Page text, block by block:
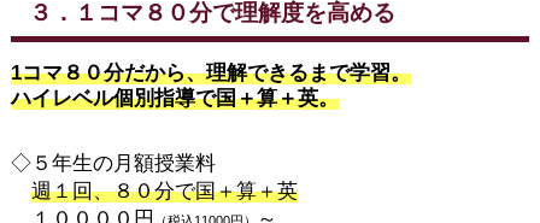
３．１コマ８０分で理解度を高める
1コマ８０分だから、理解できるまで学習。
ハイレベル個別指導で国＋算＋英。
◇５年生の月額授業料
週１回、８０分で国＋算＋英
１００００円
～